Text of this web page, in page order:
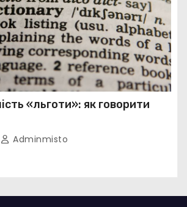
«льготи»: як говорити
Adminmisto